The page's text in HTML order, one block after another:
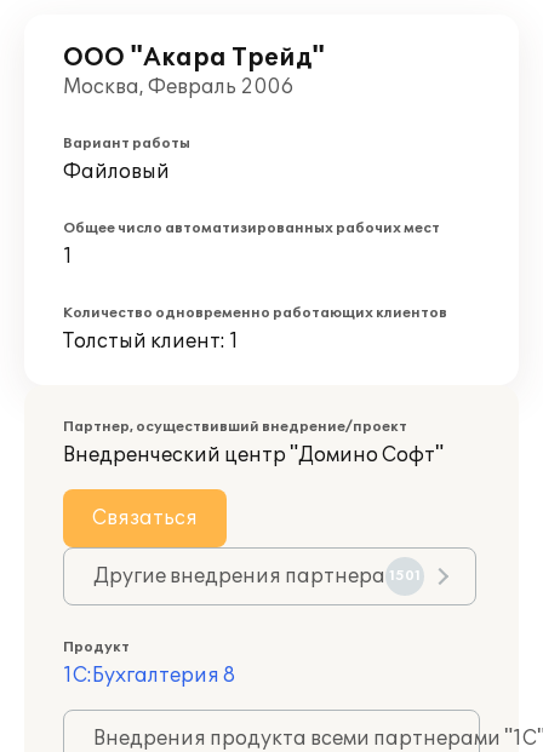
ООО "Акара Трейд"
Москва, Февраль 2006
Вариант работы
Файловый
Общее число автоматизированных рабочих мест
1
Количество одновременно работающих клиентов
Толстый клиент: 1
Партнер, осуществивший внедрение/проект
Внедренческий центр "Домино Софт"
Связаться
Другие внедрения партнера 1501
Продукт
1С:Бухгалтерия 8
Внедрения продукта всеми партнерами